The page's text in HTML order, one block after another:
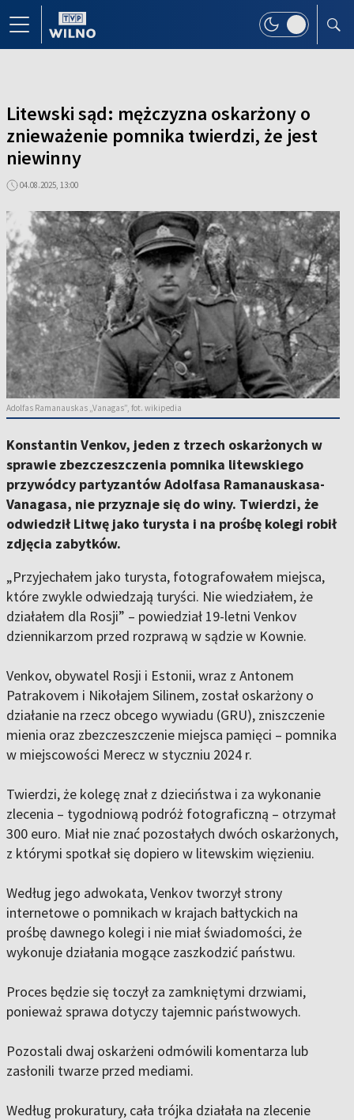
Litewski sąd: mężczyzna oskarżony o
znieważenie pomnika twierdzi, że jest
niewinny
04.08.2025, 13:00
Adolfas Ramanauskas „Vanagas”, fot. wikipedia
Konstantin Venkov, jeden z trzech oskarżonych w
sprawie zbezczeszczenia pomnika litewskiego
przywódcy partyzantów Adolfasa Ramanauskasa-
Vanagasa, nie przyznaje się do winy. Twierdzi, że
odwiedził Litwę jako turysta i na prośbę kolegi robił
zdjęcia zabytków.
„Przyjechałem jako turysta, fotografowałem miejsca,
które zwykle odwiedzają turyści. Nie wiedziałem, że
działałem dla Rosji” – powiedział 19-letni Venkov
dziennikarzom przed rozprawą w sądzie w Kownie.
Venkov, obywatel Rosji i Estonii, wraz z Antonem
Patrakovem i Nikołajem Silinem, został oskarżony o
działanie na rzecz obcego wywiadu (GRU), zniszczenie
mienia oraz zbezczeszczenie miejsca pamięci – pomnika
w miejscowości Merecz w styczniu 2024 r.
Twierdzi, że kolegę znał z dzieciństwa i za wykonanie
zlecenia – tygodniową podróż fotograficzną – otrzymał
300 euro. Miał nie znać pozostałych dwóch oskarżonych,
z którymi spotkał się dopiero w litewskim więzieniu.
Według jego adwokata, Venkov tworzył strony
internetowe o pomnikach w krajach bałtyckich na
prośbę dawnego kolegi i nie miał świadomości, że
wykonuje działania mogące zaszkodzić państwu.
Proces będzie się toczył za zamkniętymi drzwiami,
ponieważ sprawa dotyczy tajemnic państwowych.
Pozostali dwaj oskarżeni odmówili komentarza lub
zasłonili twarze przed mediami.
Według prokuratury, cała trójka działała na zlecenie